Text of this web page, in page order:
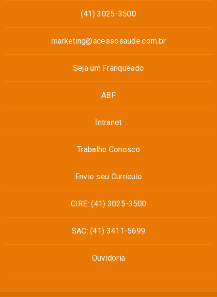
(41) 3025-3500
marketing@acessosaude.com.br
Seja um Franqueado
ABF
Intranet
Trabalhe Conosco
Envie seu Currículo
CIRE: (41) 3025-3500
SAC: (41) 3411-5699
Ouvidoria